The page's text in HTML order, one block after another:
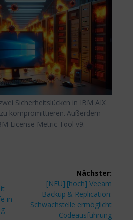
Sicherheitslücken in IBM AIX
kompromittieren. Außerdem
License Metric Tool v9.
in
Nächster:
Nächster
Beitrag:
[NEU] [hoch] Veeam
Backup & Replication:
Schwachstelle ermöglicht
Codeausführung